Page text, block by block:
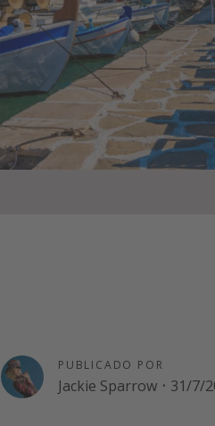
PUBLICADO POR
Jackie Sparrow · 31/7/